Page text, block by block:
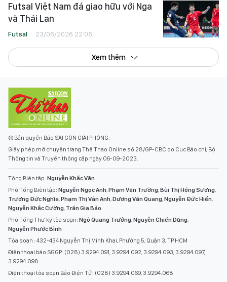
Futsal Việt Nam đá giao hữu với Nga
và Thái Lan
Futsal 23/06/2026 22:06
Xem thêm
© Bản quyền Báo SÀI GÒN GIẢI PHÓNG.
Giấy phép mở chuyên trang Thể Thao Online số 28/GP-CBC do Cục Báo chí, Bộ
Thông tin và Truyền thông cấp ngày 06-09-2023.
Tổng Biên tập: Nguyễn Khắc Văn
Phó Tổng Biên tập: Nguyễn Ngọc Anh Phạm Văn Trường Bùi Thị Hồng Sương
Trương Đức Nghĩa Phạm Thị Vân Anh Dương Văn Quang Nguyễn Đức Hiển
Nguyễn Khắc Cường Trần Gia Bảo
Phó Tổng Thư ký tòa soạn: Ngô Quang Trưởng Nguyễn Chiến Dũng
Nguyễn Phước Bình
Tòa soạn : 432-434 Nguyễn Thị Minh Khai, Phường 5, Quận 3, TP.HCM
Điện thoại báo SGGP: (028) 3.9294.091, 3.9294.092, 3.9294.093, 3.9294.097,
3.9294.098
Điện thoại tòa soạn Báo Điện Tử: (028) 3.9294.069, 3.9294.068